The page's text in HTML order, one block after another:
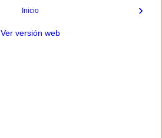
›
Inicio
Ver versión web